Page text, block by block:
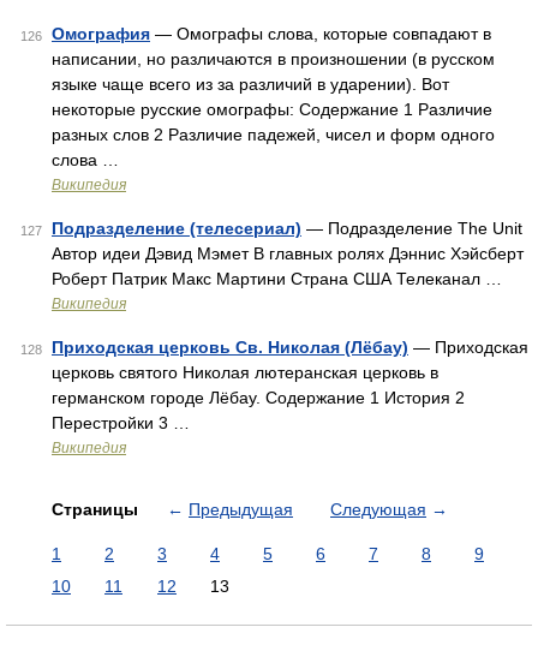
126 Омография — Омографы слова, которые совпадают в
написании, но различаются в произношении (в русском
языке чаще всего из за различий в ударении). Вот
некоторые русские омографы: Содержание 1 Различие
разных слов 2 Различие падежей, чисел и форм одного
слова …
Википедия
127 Подразделение (телесериал) — Подразделение The Unit
Автор идеи Дэвид Мэмет В главных ролях Дэннис Хэйсберт
Роберт Патрик Макс Мартини Страна США Телеканал …
Википедия
128 Приходская церковь Св. Николая (Лёбау) — Приходская
церковь святого Николая лютеранская церковь в
германском городе Лёбау. Содержание 1 История 2
Перестройки 3 …
Википедия
Страницы ← Предыдущая Следующая →
1 2 3 4 5 6 7 8
9
10
11 12 13